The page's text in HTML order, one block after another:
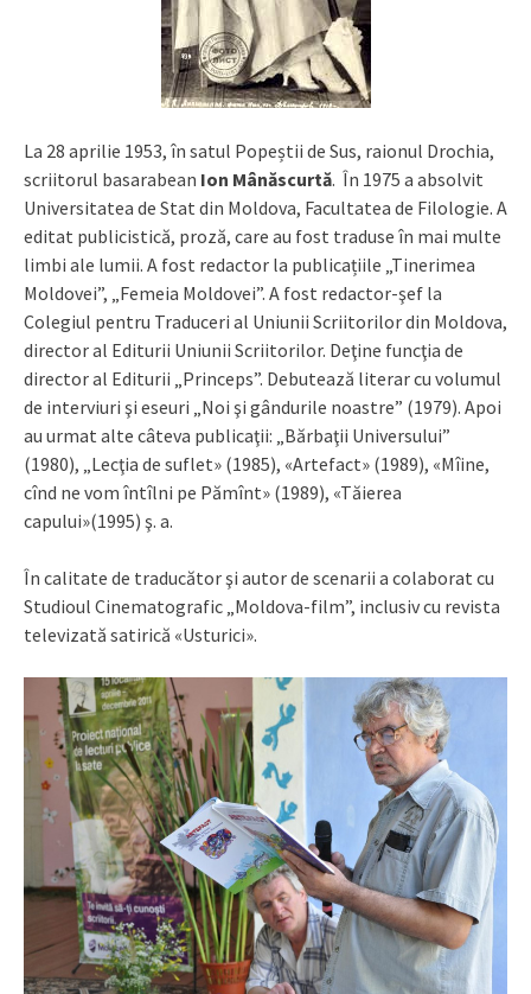
La 28 aprilie 1953, în satul Popeștii de Sus, raionul Drochia,
scriitorul basarabean Ion Mânăscurtă. În 1975 a absolvit
Universitatea de Stat din Moldova, Facultatea de Filologie. A
editat publicistică, proză, care au fost traduse în mai multe
limbi ale lumii. A fost redactor la publicațiile „Tinerimea
Moldovei”, „Femeia Moldovei”. A fost redactor-şef la
Colegiul pentru Traduceri al Uniunii Scriitorilor din Moldova,
director al Editurii Uniunii Scriitorilor. Deţine funcţia de
director al Editurii „Princeps”. Debutează literar cu volumul
de interviuri şi eseuri „Noi şi gândurile noastre” (1979). Apoi
au urmat alte câteva publicaţii: „Bărbaţii Universului”
(1980), „Lecţia de suflet» (1985), «Artefact» (1989), «Mîine,
cînd ne vom întîlni pe Pămînt» (1989), «Tăierea
capului»(1995) ş. a.
În calitate de traducător şi autor de scenarii a colaborat cu
Studioul Cinematografic „Moldova-film”, inclusiv cu revista
televizată satirică «Usturici».